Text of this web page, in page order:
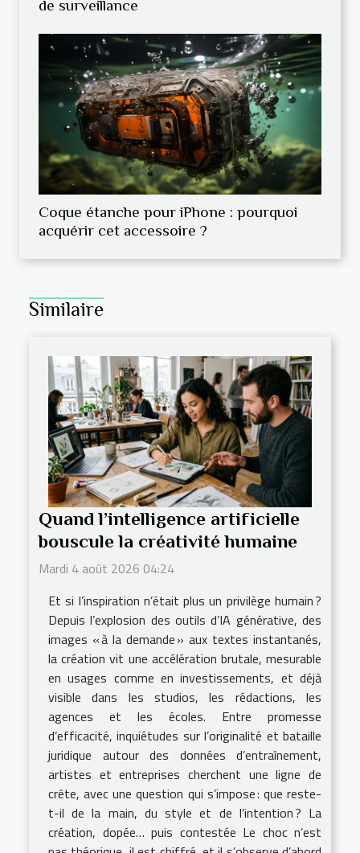
de surveillance
Coque étanche pour iPhone : pourquoi
acquérir cet accessoire ?
Similaire
Quand l’intelligence artificielle
bouscule la créativité humaine
Mardi 4 août 2026 04:24
Et si l’inspiration n’était plus un privilège humain ?
Depuis l’explosion des outils d’IA générative, des
images « à la demande » aux textes instantanés,
la création vit une accélération brutale, mesurable
en usages comme en investissements, et déjà
visible dans les studios, les rédactions, les
agences et les écoles. Entre promesse
d’efficacité, inquiétudes sur l’originalité et bataille
juridique autour des données d’entraînement,
artistes et entreprises cherchent une ligne de
crête, avec une question qui s’impose : que reste-
t-il de la main, du style et de l’intention ? La
création, dopée… puis contestée Le choc n’est